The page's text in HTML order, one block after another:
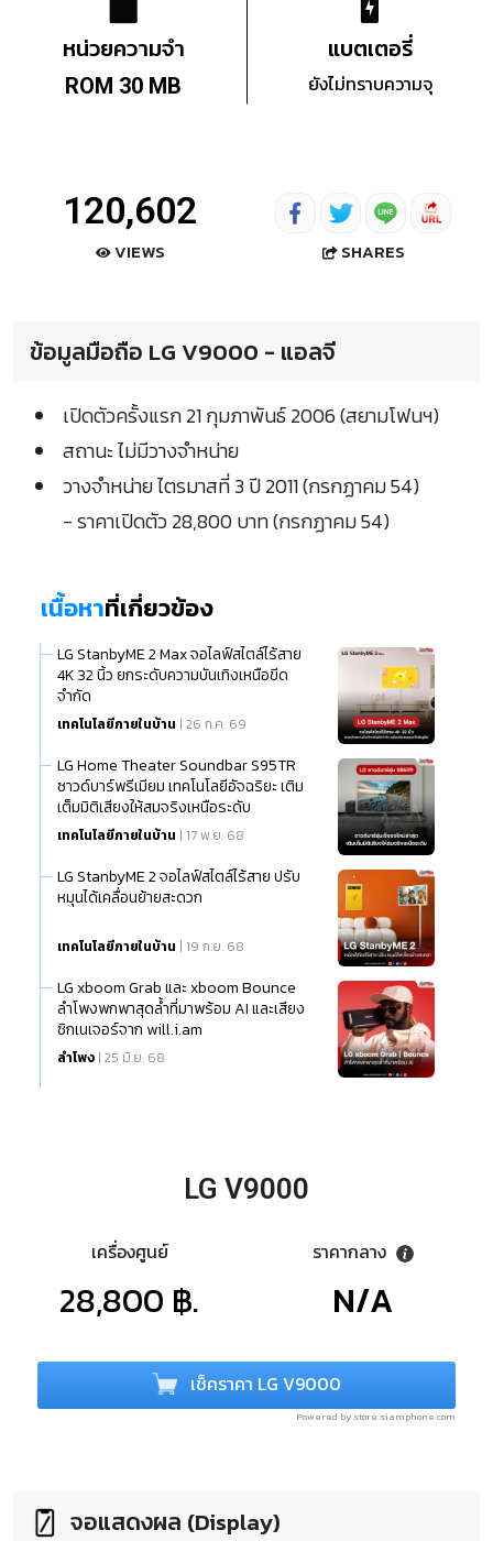
หน่วยความจำ
ROM 30 MB
แบตเตอรี่
ยังไม่ทราบความจุ
120,602
VIEWS SHARES
ข้อมูลมือถือ LG V9000 - แอลจี
เปิดตัวครั้งแรก 21 กุมภาพันธ์ 2006 (สยามโฟนฯ)
สถานะ ไม่มีวางจำหน่าย
วางจำหน่าย ไตรมาสที่ 3 ปี 2011 (กรกฏาคม 54)
- ราคาเปิดตัว 28,800 บาท (กรกฏาคม 54)
เนื้อหาที่เกี่ยวข้อง
LG StanbyME 2 Max จอไลฟ์สไตล์ไร้สาย
4K 32 นิ้ว ยกระดับความบันเทิงเหนือขีด
จำกัด
เทคโนโลยีภายในบ้าน | 26 ก.ค. 69
LG Home Theater Soundbar S95TR
ซาวด์บาร์พรีเมียม เทคโนโลยีอัจฉริยะ เติม
เต็มมิติเสียงให้สมจริงเหนือระดับ
เทคโนโลยีภายในบ้าน | 17 พ.ย. 68
LG StanbyME 2 จอไลฟ์สไตล์ไร้สาย ปรับ
หมุนได้เคลื่อนย้ายสะดวก
เทคโนโลยีภายในบ้าน | 19 ก.ย. 68
LG xboom Grab และ xboom Bounce
ลำโพงพกพาสุดล้ำที่มาพร้อม AI และเสียง
ซิกเนเจอร์จาก will.i.am
ลำโพง | 25 มิ.ย. 68
LG V9000
เครื่องศูนย์
28,800 ฿.
ราคากลาง
N/A
เช็คราคา LG V9000
Powered by store.siamphone.com
จอแสดงผล (Display)